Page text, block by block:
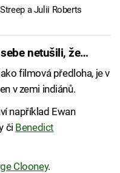
a Julii Roberts
netušili, že…
filmová předloha, je v
v zemi indiánů.
například Ewan
či Benedict
Clooney.